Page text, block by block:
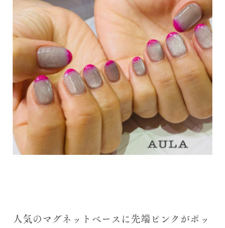
人気のマグネットベースに先端ピンクがポッ